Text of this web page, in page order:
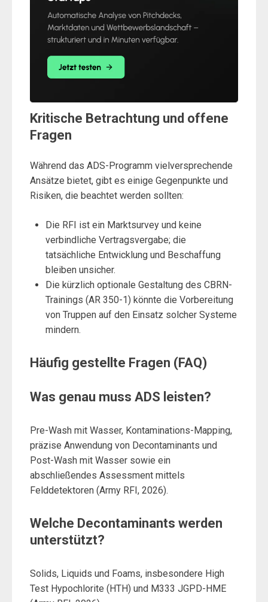
Kritische Betrachtung und offene
Fragen
Während das ADS-Programm vielversprechende
Ansätze bietet, gibt es einige Gegenpunkte und
Risiken, die beachtet werden sollten:
Die RFI ist ein Marktsurvey und keine
verbindliche Vertragsvergabe; die
tatsächliche Entwicklung und Beschaffung
bleiben unsicher.
Die kürzlich optionale Gestaltung des CBRN-
Trainings (AR 350-1) könnte die Vorbereitung
von Truppen auf den Einsatz solcher Systeme
mindern.
Häufig gestellte Fragen (FAQ)
Was genau muss ADS leisten?
Pre-Wash mit Wasser, Kontaminations-Mapping,
präzise Anwendung von Decontaminants und
Post-Wash mit Wasser sowie ein
abschließendes Assessment mittels
Felddetektoren (Army RFI, 2026).
Welche Decontaminants werden
unterstützt?
Solids, Liquids und Foams, insbesondere High
Test Hypochlorite (HTH) und M333 JGPD-HME